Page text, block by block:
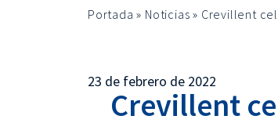
Portada » Noticias » Crevillent
23 de febrero de 2022
Crevillent